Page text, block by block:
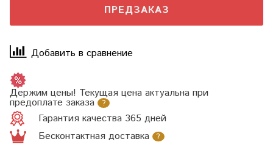
ПРЕДЗАКАЗ
Добавить в сравнение
Держим цены! Текущая цена актуальна при
предоплате заказа ?
Гарантия качества 365 дней
Бесконтактная доставка
?